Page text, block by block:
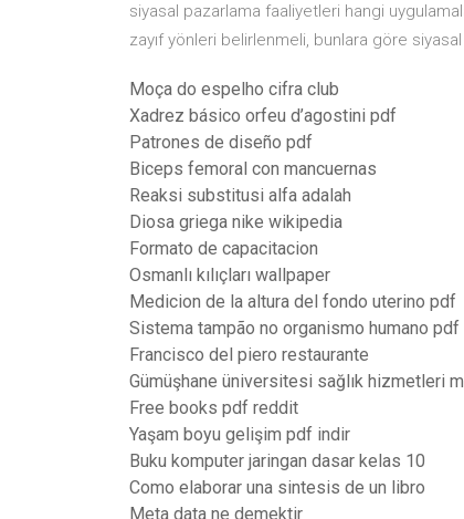
siyasal pazarlama faaliyetleri hangi
zayıf yönleri belirlenmeli, bunlara göre
Moça do espelho cifra club
Xadrez básico orfeu d’agostini pdf
Patrones de diseño pdf
Biceps femoral con mancuernas
Reaksi substitusi alfa adalah
Diosa griega nike wikipedia
Formato de capacitacion
Osmanlı kılıçları wallpaper
Medicion de la altura del fondo uterino pdf
Sistema tampão no organismo humano pdf
Francisco del piero restaurante
Gümüşhane üniversitesi sağlık hizmetleri
Free books pdf reddit
Yaşam boyu gelişim pdf indir
Buku komputer jaringan dasar kelas 10
Como elaborar una sintesis de un libro
Meta data ne demektir